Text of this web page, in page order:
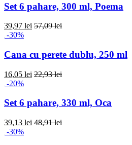
Set 6 pahare, 300 ml, Poema
39,97 lei 57,09 lei
-30%
Cana cu perete dublu, 250 ml
16,05 lei 22,93 lei
-20%
Set 6 pahare, 330 ml, Oca
39,13 lei 48,91 lei
-30%